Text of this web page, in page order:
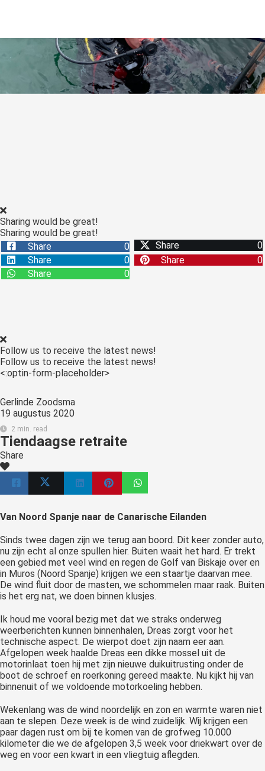
Sharing would be great!
Sharing would be great!
Share
0 Share
0
Share
0 Share
0
Share
0
Follow us to receive the latest news!
Follow us to receive the latest news!
<:optin-form-placeholder>
Gerlinde Zoodsma
19 augustus 2020
2 min. read
Tiendaagse retraite
Share
Van Noord Spanje naar de Canarische Eilanden
Sinds twee dagen zijn we terug aan boord. Dit keer zonder auto,
nu zijn echt al onze spullen hier. Buiten waait het hard. Er trekt
een gebied met veel wind en regen de Golf van Biskaje over en
in Muros (Noord Spanje) krijgen we een staartje daarvan mee.
De wind fluit door de masten, we schommelen maar raak. Buiten
is het erg nat, we doen binnen klusjes.
Ik houd me vooral bezig met dat we straks onderweg
weerberichten kunnen binnenhalen, Dreas zorgt voor het
technische aspect. De wierpot doet zijn naam eer aan.
Afgelopen week haalde Dreas een dikke mossel uit de
motorinlaat toen hij met zijn nieuwe duikuitrusting onder de
boot de schroef en roerkoning gereed maakte. Nu kijkt hij van
binnenuit of we voldoende motorkoeling hebben.
Wekenlang was de wind noordelijk en zon en warmte waren niet
aan te slepen. Deze week is de wind zuidelijk. Wij krijgen een
paar dagen rust om bij te komen van de grofweg 10.000
kilometer die we de afgelopen 3,5 week voor driekwart over de
weg en voor een kwart in een vliegtuig aflegden.